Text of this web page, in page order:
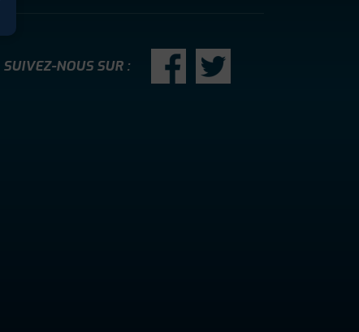
SUIVEZ-NOUS SUR :